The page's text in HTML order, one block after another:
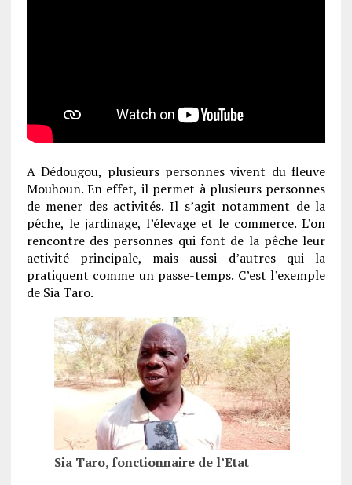
A Dédougou, plusieurs personnes vivent du fleuve
Mouhoun. En effet, il permet à plusieurs personnes
de mener des activités. Il s’agit notamment de la
pêche, le jardinage, l’élevage et le commerce. L’on
rencontre des personnes qui font de la pêche leur
activité principale, mais aussi d’autres qui la
pratiquent comme un passe-temps. C’est l’exemple
de Sia Taro.
Sia Taro, fonctionnaire de l’Etat